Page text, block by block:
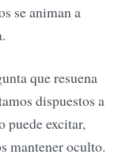
se animan a
que resuena
dispuestos a
puede excitar,
mantener oculto.